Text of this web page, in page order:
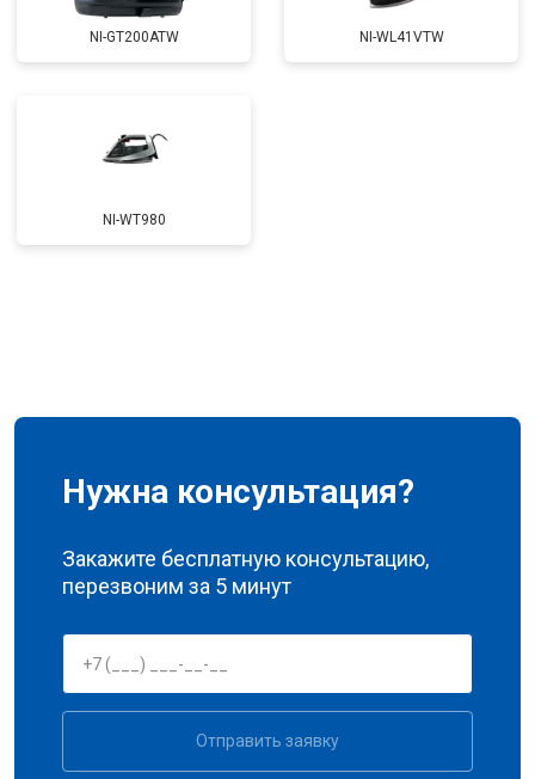
NI-GT200ATW NI-WL41VTW
NI-WT980
Нужна консультация?
Закажите бесплатную консультацию,
перезвоним за 5 минут
Отправить заявку